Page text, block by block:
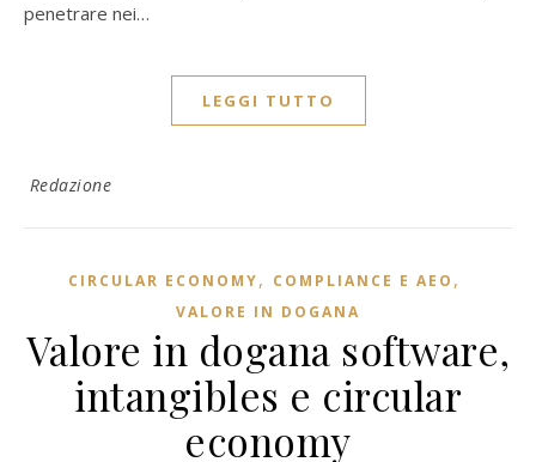
penetrare nei…
LEGGI TUTTO
Redazione
CIRCULAR ECONOMY, COMPLIANCE E AEO ,
VALORE IN DOGANA
Valore in dogana software,
intangibles e circular
economy